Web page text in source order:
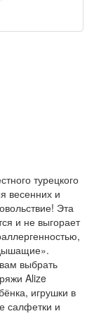
турецкого
весенних и
Эта
и не выгорает
выбрать
Alize
игрушки в
салфетки и